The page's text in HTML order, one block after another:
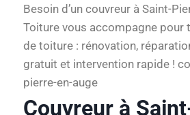
Besoin d’un couvreur à Saint-
Toiture vous accompagne pour
de toiture : rénovation,
gratuit et intervention rapide !
pierre-en-auge
Couvreur à